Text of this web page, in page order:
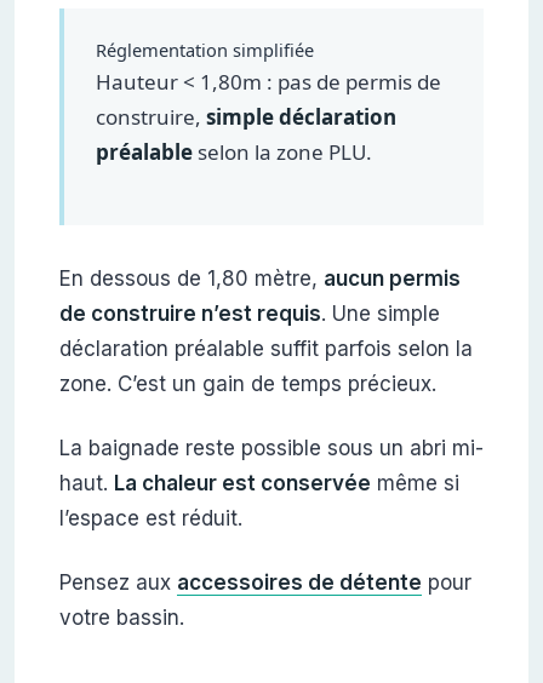
Réglementation simplifiée
Hauteur < 1,80m : pas de permis de
construire, simple déclaration
préalableselon la zone PLU.
En dessous de 1,80 mètre, aucun permis
de construire n’est requis. Une simple
déclaration préalable suffit parfois selon la
zone. C’est un gain de temps précieux.
La baignade reste possible sous un abri mi-
haut. La chaleur est conservée même si
l’espace est réduit.
Pensez aux accessoires de détente pour
votre bassin.